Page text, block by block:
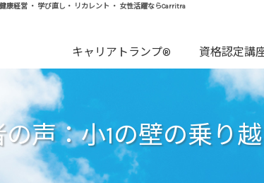
康経営 ・ 学び直し・ リカレント ・ 女性活躍ならCarritra
キャリアトランプ® 資格認定講
の声：小1の壁の乗